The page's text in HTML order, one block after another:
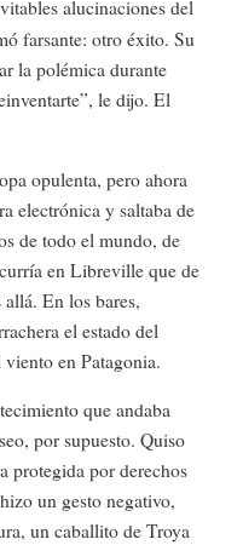
alucinaciones del
farsante: otro éxito. Su
la polémica durante
le dijo. El
opulenta, pero ahora
electrónica y saltaba de
de todo el mundo, de
en Libreville que de
allá. En los bares,
el estado del
en Patagonia.
que andaba
por supuesto. Quiso
protegida por derechos
un gesto negativo,
un caballito de Troya